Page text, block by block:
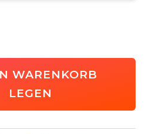
WARENKORB
LEGEN